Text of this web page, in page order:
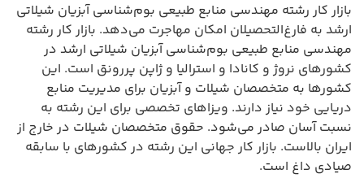
بازار کار رشته مهندسی منابع طبیعی بوم‌شناسی آبزیان شیلاتی
ارشد به فارغ‌التحصیلان امکان مهاجرت می‌دهد. بازار کار رشته
مهندسی منابع طبیعی بوم‌شناسی آبزیان شیلاتی ارشد در
کشورهای نروژ و کانادا و استرالیا و ژاپن پررونق است. این
کشورها به متخصصان شیلات و آبزیان برای مدیریت منابع
دریایی خود نیاز دارند. ویزاهای تخصصی برای این رشته به
نسبت آسان صادر می‌شود. حقوق متخصصان شیلات در خارج از
ایران بالاست. بازار کار جهانی این رشته در کشورهای با سابقه
صیادی داغ است.